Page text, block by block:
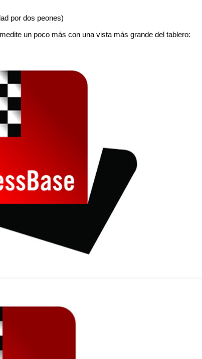
por dos peones)
un poco más con una vista más grande del tablero: